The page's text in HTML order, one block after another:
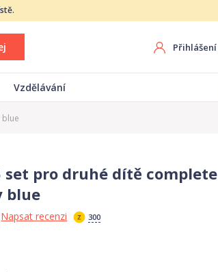
Přihlášení
Vzdělávání
blue
set pro druhé dítě complete
blue
Napsat recenzi 300